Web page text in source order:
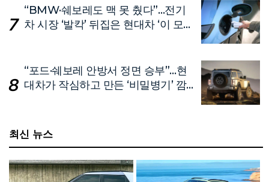
“BMW·쉐보레도 맥 못 췄다”…전기
차 시장 ‘발칵’ 뒤집은 현대차 ‘이 모
“포드·쉐보레 안방서 정면 승부”…현
대차가 작심하고 만든 ‘비밀병기’ 깜
최신 뉴스